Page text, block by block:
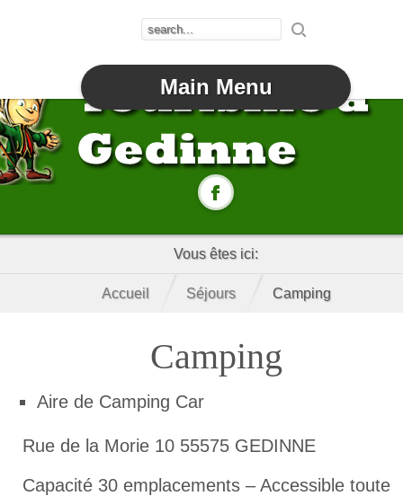
Main Menu
Vous êtes ici:
Accueil Séjours Camping
Camping
Aire de Camping Car
Rue de la Morie 10 55575 GEDINNE
Capacité 30 emplacements – Accessible toute